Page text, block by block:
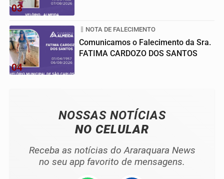
03
04
NOTA DE FALECIMENTO
Comunicamos o Falecimento da Sra.
FATIMA CARDOZO DOS SANTOS
NOSSAS NOTÍCIAS
NO CELULAR
Receba as notícias do Araraquara News
no seu app favorito de mensagens.